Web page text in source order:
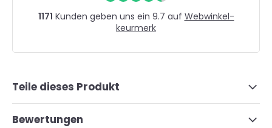
1171 Kunden geben uns ein 9.7 auf Webwinkel-
keurmerk
Teile dieses Produkt
Bewertungen